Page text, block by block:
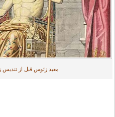
معبد زئوس قبل از